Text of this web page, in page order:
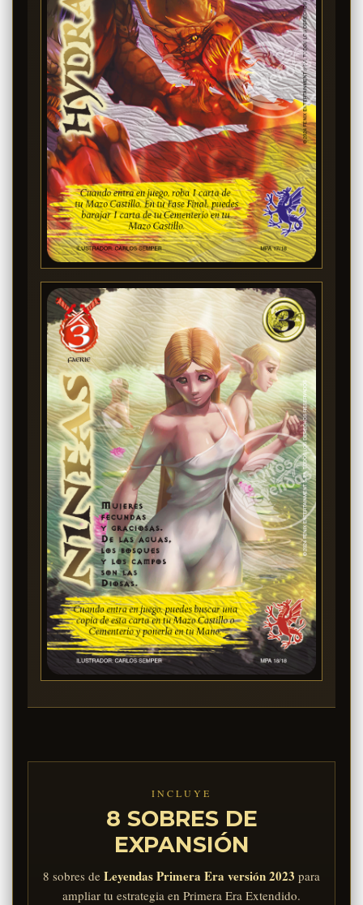
INCLUYE
8 SOBRES DE
EXPANSIÓN
8 sobres de Leyendas Primera Era versión 2023 para
ampliar tu estrategia en Primera Era Extendido.